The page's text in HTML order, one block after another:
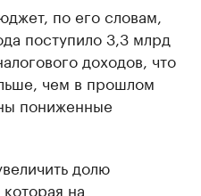
по его словам,
поступило 3,3 млрд
доходов, что
чем в прошлом
пониженные
долю
на